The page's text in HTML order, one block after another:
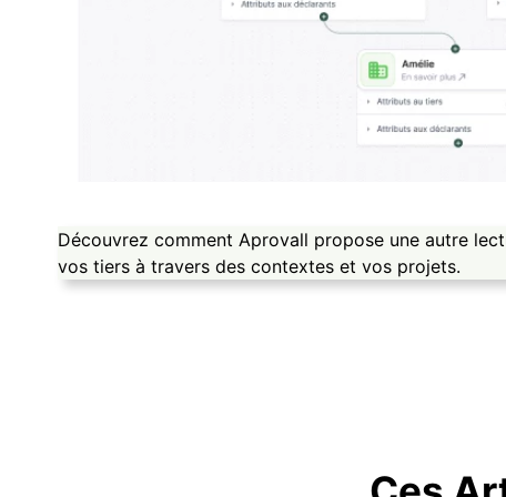
Découvrez comment Aprovall propose une autre
vos tiers à travers des contextes et vos projets.